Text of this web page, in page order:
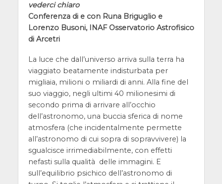
vederci chiaro
Conferenza di e con Runa Briguglio e
Lorenzo Busoni, INAF Osservatorio Astrofisico
di Arcetri
La luce che dall’universo arriva sulla terra ha
viaggiato beatamente indisturbata per
migliaia, milioni o miliardi di anni. Alla fine del
suo viaggio, negli ultimi 40 milionesimi di
secondo prima di arrivare all’occhio
dell’astronomo, una buccia sferica di nome
atmosfera (che incidentalmente permette
all’astronomo di cui sopra di sopravvivere) la
sgualcisce irrimediabilmente, con effetti
nefasti sulla qualità delle immagini. E
sull’equilibrio psichico dell’astronomo di